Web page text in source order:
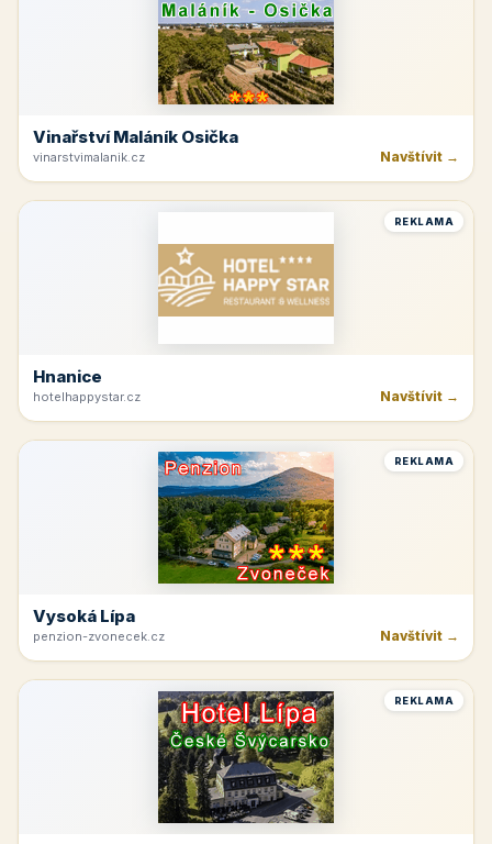
Vinařství Maláník Osička
vinarstvimalanik.cz Navštívit →
REKLAMA
Hnanice
hotelhappystar.cz Navštívit →
REKLAMA
Vysoká Lípa
penzion-zvonecek.cz Navštívit →
REKLAMA